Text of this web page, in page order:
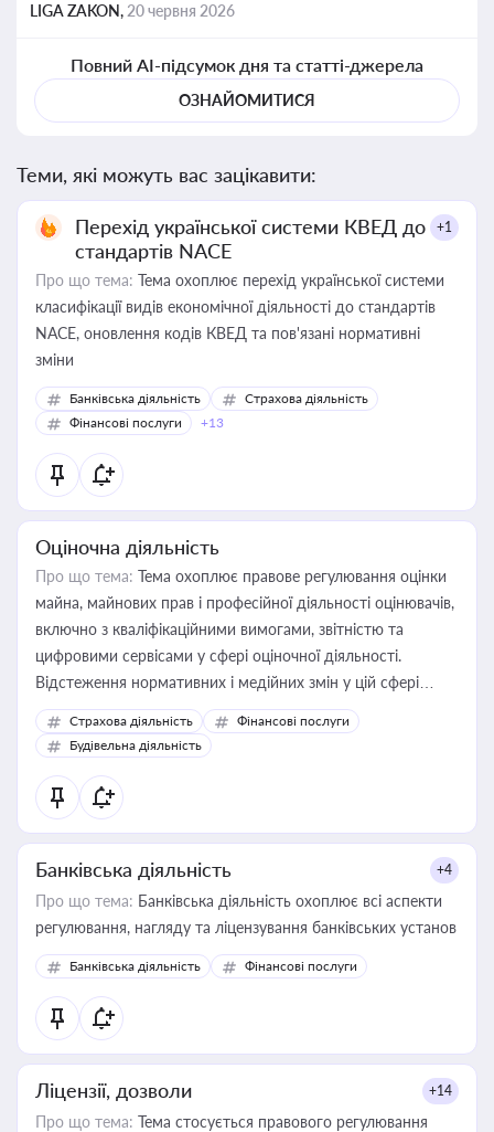
LIGA ZAKON, 20 червня 2026
Повний AI-підсумок дня та статті-джерела
ОЗНАЙОМИТИСЯ
Теми, які можуть вас зацікавити:
Перехід української системи КВЕД до
стандартів NACE
+1
Про що тема: Тема охоплює перехід української системи
класифікації видів економічної діяльності до стандартів
NACE, оновлення кодів КВЕД та пов'язані нормативні
зміни
Банківська діяльність
Страхова діяльність
Фінансові послуги
+13
Оціночна діяльність
Про що тема: Тема охоплює правове регулювання оцінки
майна, майнових прав і професійної діяльності оцінювачів,
включно з кваліфікаційними вимогами, звітністю та
цифровими сервісами у сфері оціночної діяльності.
Відстеження нормативних і медійних змін у цій сфері
корисне для власника бізнесу, керівника, юриста або
бухгалтера під час оподаткування, приватизації, оренди
державного майна, корпоративних угод і перевірки
статусу суб'єктів оціночної діяльності
Страхова діяльність
Фінансові послуги
Будівельна діяльність
Банківська діяльність +4
Про що тема: Банківська діяльність охоплює всі аспекти
регулювання, нагляду та ліцензування банківських установ
Банківська діяльність Фінансові послуги
Ліцензії, дозволи +14
Про що тема: Тема стосується правового регулювання